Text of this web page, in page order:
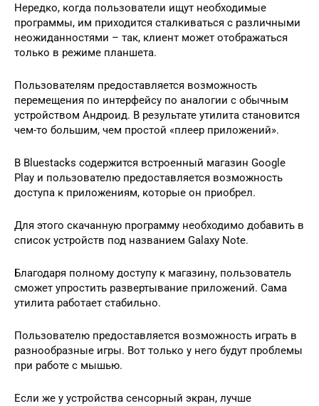
Нередко, когда пользователи ищут необходимые
программы, им приходится сталкиваться с различными
неожиданностями – так, клиент может отображаться
только в режиме планшета.
Пользователям предоставляется возможность
перемещения по интерфейсу по аналогии с обычным
устройством Андроид. В результате утилита становится
чем-то большим, чем простой «плеер приложений».
В Bluestacks содержится встроенный магазин Google
Play и пользователю предоставляется возможность
доступа к приложениям, которые он приобрел.
Для этого скачанную программу необходимо добавить в
список устройств под названием Galaxy Note.
Благодаря полному доступу к магазину, пользователь
сможет упростить развертывание приложений. Сама
утилита работает стабильно.
Пользователю предоставляется возможность играть в
разнообразные игры. Вот только у него будут проблемы
при работе с мышью.
Если же у устройства сенсорный экран, лучше